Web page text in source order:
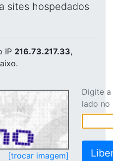
sites hospedados
IP 216.73.217.33,
[trocar imagem]
Digite
lado no